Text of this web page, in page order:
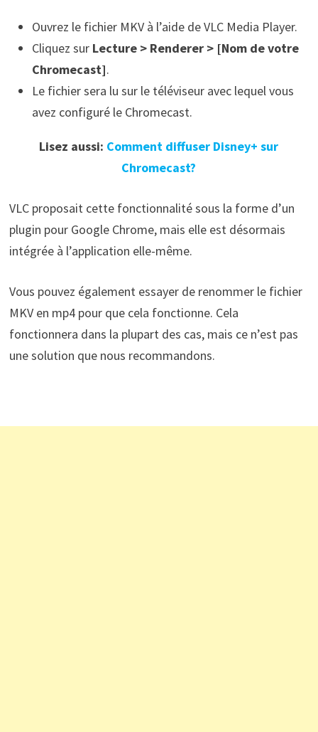
Ouvrez le fichier MKV à l’aide de VLC Media Player.
Cliquez sur Lecture > Renderer > [Nom de votre
Chromecast].
Le fichier sera lu sur le téléviseur avec lequel vous
avez configuré le Chromecast.
Lisez aussi: Comment diffuser Disney+ sur
Chromecast?
VLC proposait cette fonctionnalité sous la forme d’un
plugin pour Google Chrome, mais elle est désormais
intégrée à l’application elle-même.
Vous pouvez également essayer de renommer le fichier
MKV en mp4 pour que cela fonctionne. Cela
fonctionnera dans la plupart des cas, mais ce n’est pas
une solution que nous recommandons.